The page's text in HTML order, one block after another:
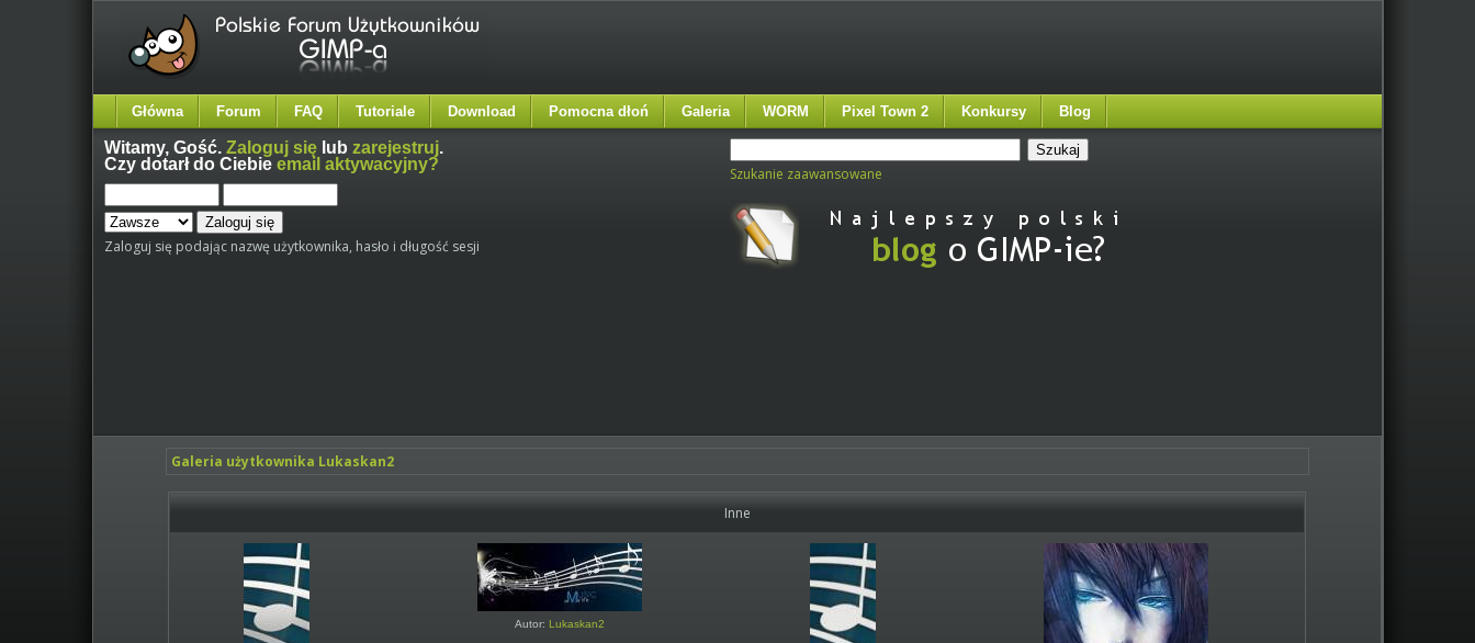
Główna Forum FAQ Tutoriale Download Pomocna dłoń Galeria WORM Pixel Town 2 Konkursy Blog
Witamy,Gość.Zaloguj się lubzarejestruj.
Czy dotarł do Ciebieemail aktywacyjny?
Zaloguj się podając nazwę użytkownika, hasło i długość sesji
Szukanie zaawansowane
Galeria użytkownika Lukaskan2
Inne
Autor: Lukaskan2